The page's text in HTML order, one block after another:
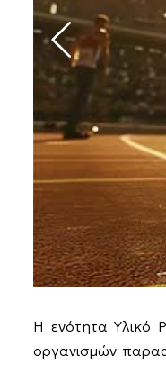
Η ενότητα Υλικό
οργανισμών